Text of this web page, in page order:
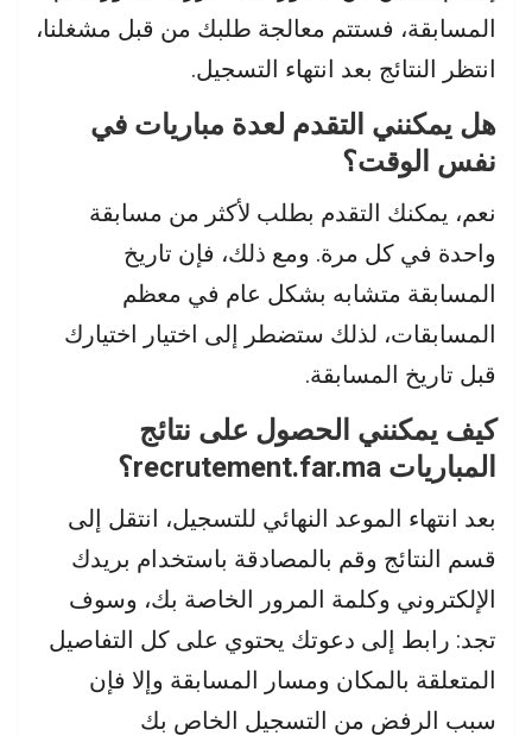
المسابقة، فستتم معالجة طلبك من قبل مشغلنا،
انتظر النتائج بعد انتهاء التسجيل.
هل يمكنني التقدم لعدة مباريات في
نفس الوقت؟
نعم، يمكنك التقدم بطلب لأكثر من مسابقة
واحدة في كل مرة. ومع ذلك، فإن تاريخ
المسابقة متشابه بشكل عام في معظم
المسابقات، لذلك ستضطر إلى اختيار اختيارك
قبل تاريخ المسابقة.
كيف يمكنني الحصول على نتائج
المباريات recrutement.far.ma؟
بعد انتهاء الموعد النهائي للتسجيل، انتقل إلى
قسم النتائج وقم بالمصادقة باستخدام بريدك
الإلكتروني وكلمة المرور الخاصة بك، وسوف
تجد: رابط إلى دعوتك يحتوي على كل التفاصيل
المتعلقة بالمكان ومسار المسابقة وإلا فإن
سبب الرفض من التسجيل الخاص بك